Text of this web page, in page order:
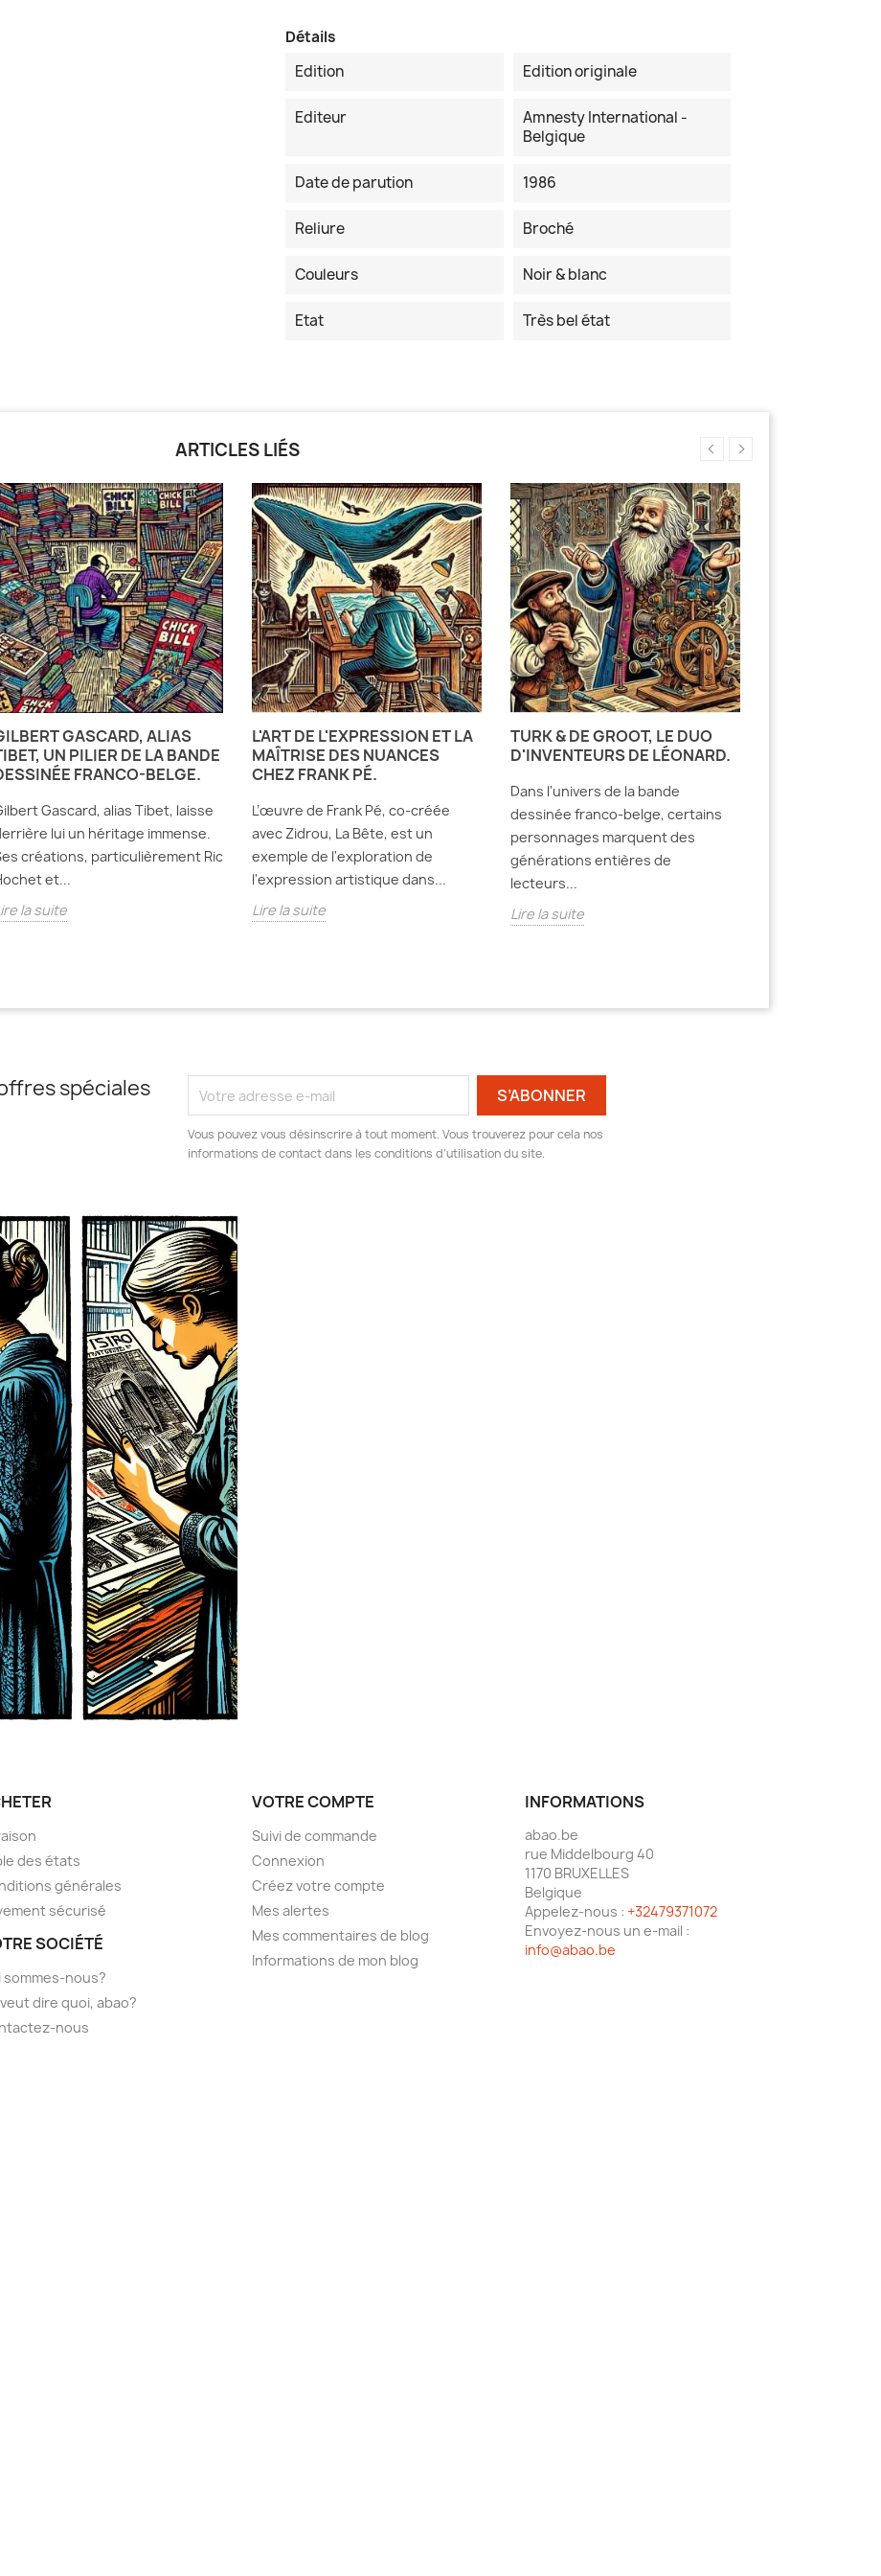
Détails
Edition
Edition originale
Editeur
Amnesty International -
Belgique
Date de parution 1986
Reliure Broché
Couleurs Noir & blanc
Etat Très bel état
ARTICLES LIÉS
GASCARD, ALIAS
UN PILIER DE LA BANDE
FRANCO-BELGE.
Gascard, alias Tibet, laisse
lui un héritage immense.
créations, particulièrement Ric
et...
la suite
L'ART DE L'EXPRESSION ET LA
MAÎTRISE DES NUANCES
CHEZ FRANK PÉ.
L’œuvre de Frank Pé, co-créée
avec Zidrou, La Bête, est un
exemple de l'exploration de
l'expression artistique dans...
Lire la suite
TURK & DE GROOT, LE DUO
D'INVENTEURS DE LÉONARD.
Dans l'univers de la bande
dessinée franco-belge, certains
personnages marquent des
générations entières de
lecteurs...
Lire la suite
spéciales
Vous pouvez vous désinscrire à tout moment. Vous trouverez pour cela nos
informations de contact dans les conditions d'utilisation du site.
des états
générales
sécurisé
SOCIÉTÉ
sommes-nous?
dire quoi, abao?
nous
VOTRE COMPTE
Suivi de commande
Connexion
Créez votre compte
Mes alertes
Mes commentaires de blog
Informations de mon blog
INFORMATIONS
abao.be
rue Middelbourg 40
1170 BRUXELLES
Belgique
Appelez-nous : +32479371072
Envoyez-nous un e-mail :
info@abao.be